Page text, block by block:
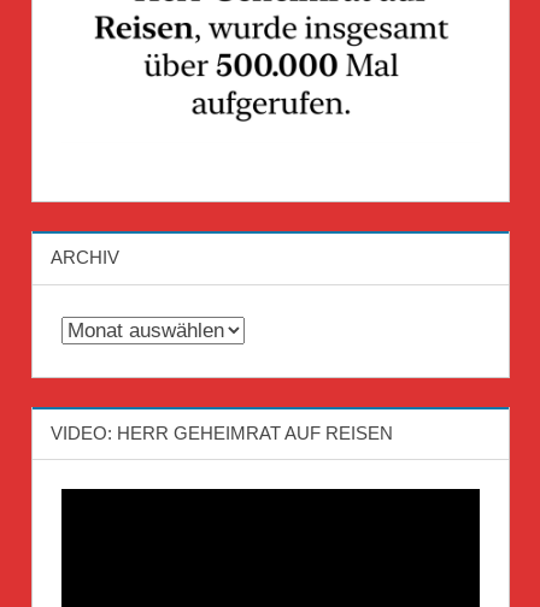
ARCHIV
Archiv
VIDEO: HERR GEHEIMRAT AUF REISEN